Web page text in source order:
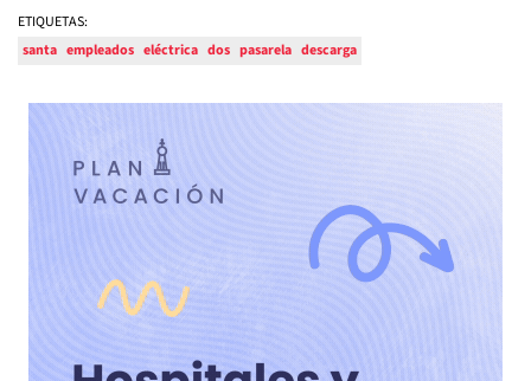
ETIQUETAS:
santa empleados eléctrica dos pasarela descarga